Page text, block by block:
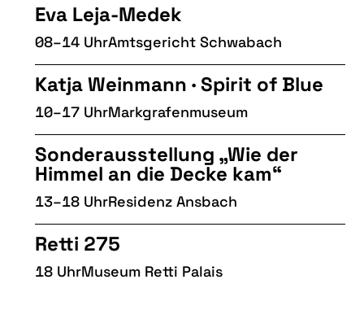
Eva Leja-Medek
08–14 UhrAmtsgericht Schwabach
Katja Weinmann · Spirit of Blue
10–17 UhrMarkgrafenmuseum
Sonderausstellung „Wie der
Himmel an die Decke kam“
13–18 UhrResidenz Ansbach
Retti 275
18 UhrMuseum Retti Palais